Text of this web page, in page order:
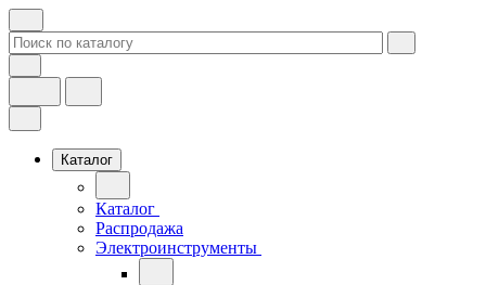
Каталог
Каталог
Распродажа
Электроинструменты